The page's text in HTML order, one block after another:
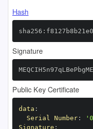
Hash
Signature
Public Key Certificate
data :
Serial Number:
Signature :